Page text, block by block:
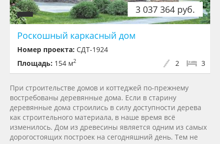
3 037 364 руб.
Роскошный каркасный дом
Номер проекта: СДТ-1924
Площадь: 154 м2 3
2
При строительстве домов и коттеджей по-прежнему
востребованы деревянные дома. Если в старину
деревянные дома строились в силу доступности дерева
как строительного материала, в наше время всё
изменилось. Дом из древесины является одним из самых
дорогостоящих построек на сегодняшний день. Тем не